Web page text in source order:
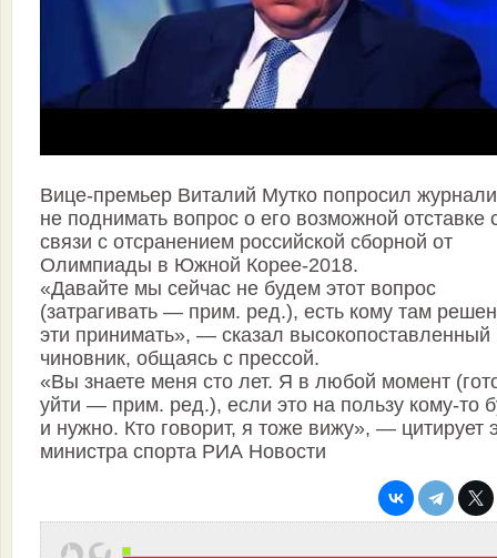
Вице-премьер Виталий Мутко попросил
не поднимать вопрос о его возможной отставке
связи с отсранением российской сборной от
Олимпиады в Южной Корее-2018.
«Давайте мы сейчас не будем этот вопрос
(затрагивать — прим. ред.), есть кому там
эти принимать», — сказал высокопоставленный
чиновник, общаясь с прессой.
«Вы знаете меня сто лет. Я в любой момент
уйти — прим. ред.), если это на пользу кому-то
и нужно. Кто говорит, я тоже вижу», — цитирует
министра спорта РИА Новости